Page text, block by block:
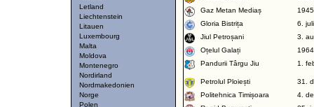
Letland
Liechtenstein
Litauen
Luxembourg
Malta
Moldova
Montenegro
Nordirland
Nordmakedonien
Norge
Polen
Gaz Metan Mediaș
1945
Gloria Bistrița
6.
Jiul Petroșani
3.
Oțelul Galați
1964
Pandurii Târgu Jiu
1.
Petrolul Ploiești
31.
Politehnica Timișoara
4.